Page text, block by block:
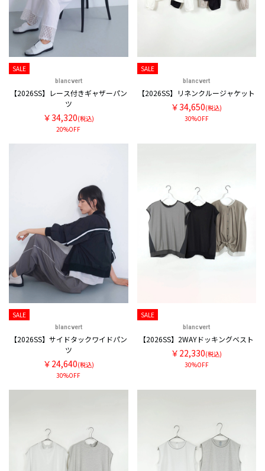
SALE
blancvert
【2026SS】レース付きギャザーパン
ツ
￥34,320(税込)
20%OFF
SALE
blancvert
【2026SS】リネンクルージャケット
￥34,650(税込)
30%OFF
SALE
blancvert
【2026SS】サイドタックワイドパン
ツ
￥24,640(税込)
30%OFF
SALE
blancvert
【2026SS】2WAYドッキングベスト
￥22,330(税込)
30%OFF